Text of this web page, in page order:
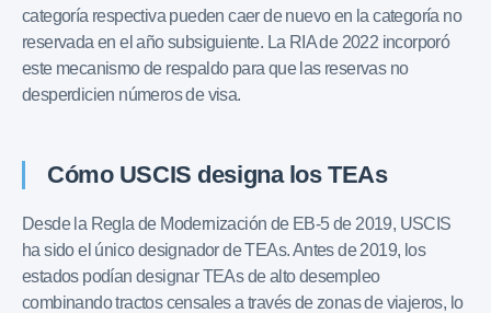
categoría respectiva pueden caer de nuevo en la categoría no
reservada en el año subsiguiente. La RIA de 2022 incorporó
este mecanismo de respaldo para que las reservas no
desperdicien números de visa.
Cómo USCIS designa los TEAs
Desde la Regla de Modernización de EB-5 de 2019, USCIS
ha sido el único designador de TEAs. Antes de 2019, los
estados podían designar TEAs de alto desempleo
combinando tractos censales a través de zonas de viajeros, lo